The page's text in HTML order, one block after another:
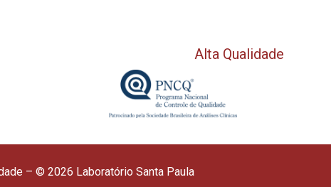
Alta Qualidade
– © 2026 Laboratório Santa Paula